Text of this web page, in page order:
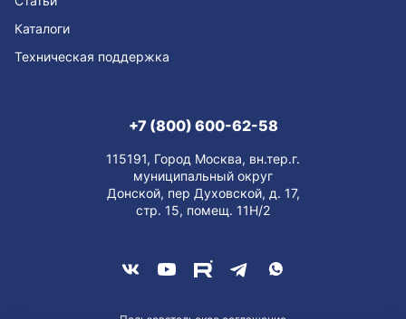
Каталоги
Техническая поддержка
+7 (800) 600-62-58
115191, Город Москва, вн.тер.г.
муниципальный округ
Донской, пер Духовской, д. 17,
стр. 15, помещ. 11Н/2